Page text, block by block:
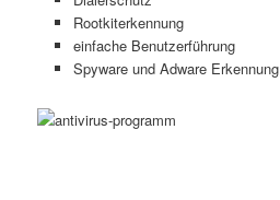
Rootkiterkennung
einfache Benutzerführung
Spyware und Adware Erkennung